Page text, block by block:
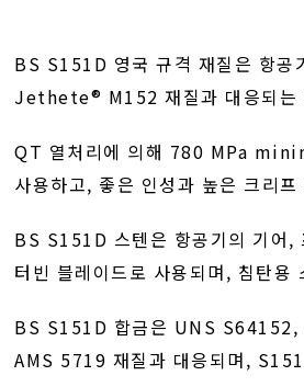
BS S151D 영국 규격 재질은 항공
Jethete® M152 재질과 대응되는
QT 열처리에 의해 780 MPa
사용하고, 좋은 인성과 높은 크리
BS S151D 스텐은 항공기의 기어,
터빈 블레이드로 사용되며, 침탄용
BS S151D 합금은 UNS
AMS 5719 재질과 대응되며,